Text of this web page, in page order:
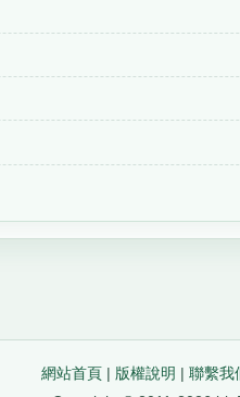
網站首頁 | 版權說明 | 聯繫我